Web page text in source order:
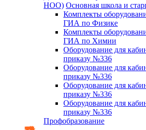
НОО) Основная школа и
Комплекты
ГИА по Физике
Комплекты
ГИА по Химии
Оборудование для
приказу №336
Оборудование для
приказу №336
Оборудование для
приказу №336
Оборудование для
приказу №336
Профобразование